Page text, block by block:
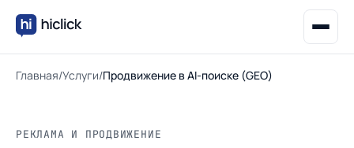
Главная/Услуги/Продвижение в AI-поиске (GEO)
РЕКЛАМА И ПРОДВИЖЕНИЕ